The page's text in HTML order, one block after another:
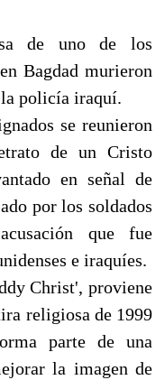
de uno de los
Bagdad murieron
policía iraquí.
se reunieron
de un Cristo
en señal de
por los soldados
que fue
e iraquíes.
Christ', proviene
religiosa de 1999
parte de una
la imagen de